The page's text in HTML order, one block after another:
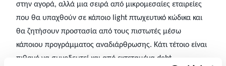
στην αγορά, αλλά μια σειρά από μικρομεσαίες εταιρείες
που θα υπαχθούν σε κάποιο light πτωχευτικό κώδικα και
θα ζητήσουν προστασία από τους πιστωτές μέσω
κάποιου προγράμματος αναδιάρθρωσης. Κάτι τέτοιο είναι
πιθανό να συνοδευτεί και από εκτεταμένα debt